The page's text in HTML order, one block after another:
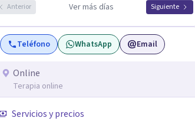
Anterior Ver más días Siguiente
Teléfono WhatsApp Email
Online
Terapia online
Servicios y precios